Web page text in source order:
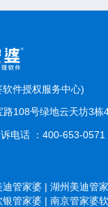
件授权服务中心)
108号绿地云天坊3栋
电话 ：400-653-0571
迪管家婆 | 湖州美迪管
银管家婆 | 南京管家婆